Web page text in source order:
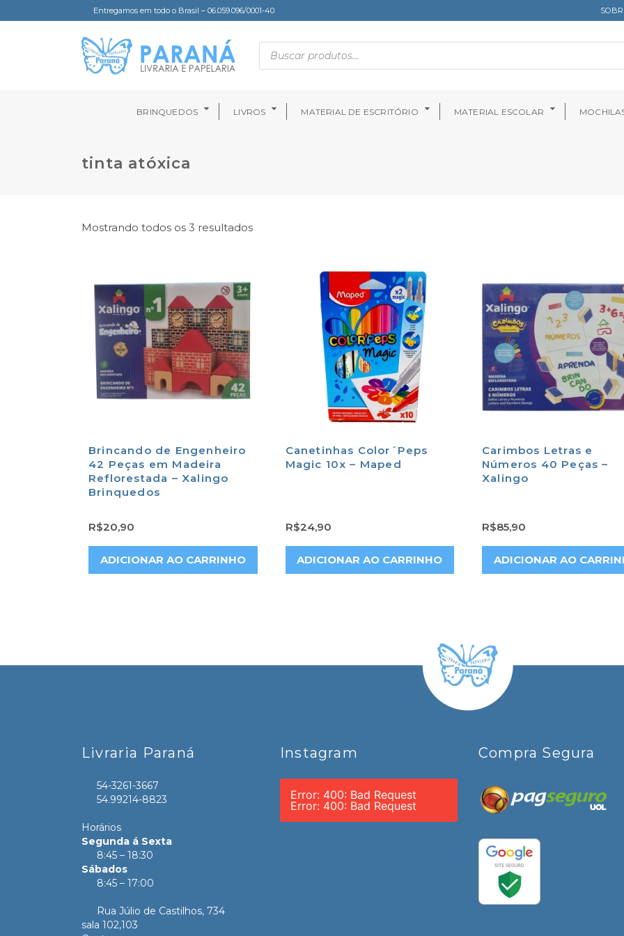
Entregamos em todo o Brasil – 06.059.096/0001-40
BRINQUEDOS LIVROS MATERIAL DE ESCRITÓRIO MATERIAL ESCOLAR
tinta atóxica
Mostrando todos os 3 resultados
Brincando de Engenheiro
42 Peças em Madeira
Reflorestada – Xalingo
Brinquedos
R$20,90
ADICIONAR AO CARRINHO
Canetinhas Color´Peps
Magic 10x – Maped
R$24,90
ADICIONAR AO CARRINHO
Carimbos Letras e
Números 40 Peças –
Xalingo
R$85,90
ADICIONAR AO
Livraria Paraná
54-3261-3667
54.99214-8823
Horários
Segunda á Sexta
8:45 – 18:30
Sábados
8:45 – 17:00
Rua Júlio de Castilhos, 734
sala 102,103
Instagram
Error: 400: Bad Request
Error: 400: Bad Request
Compra Segura